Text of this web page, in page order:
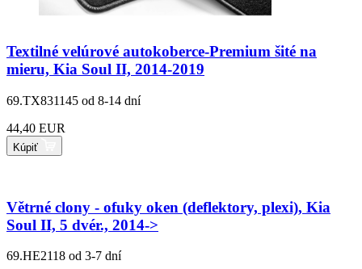
Textilné velúrové autokoberce-Premium šité na
mieru, Kia Soul II, 2014-2019
69.TX831145 od 8-14 dní
44,40 EUR
Kúpiť
Větrné clony - ofuky oken (deflektory, plexi), Kia
Soul II, 5 dvér., 2014->
69.HE2118 od 3-7 dní